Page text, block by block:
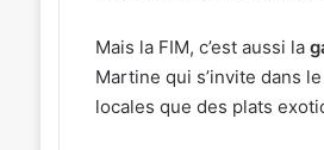
Mais la FIM, c’est aussi la
Martine qui s’invite dans
locales que des plats